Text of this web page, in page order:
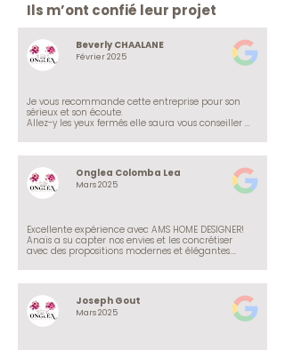
Ils m’ont confié leur projet
B Beverly CHAALANE
Février 2025
Je vous recommande cette entreprise pour son
sérieux et son écoute.
Allez-y les yeux fermés elle saura vous conseiller
envies
O Onglea Colomba Lea
Mars 2025
Excellente expérience avec AMS HOME DESIGNER!
Anais a su capter nos envies et les concrétiser
avec des propositions modernes et élégantes.
fin. Je recommande les yeux fermés !
Merci encore.
J Joseph Gout
Mars 2025